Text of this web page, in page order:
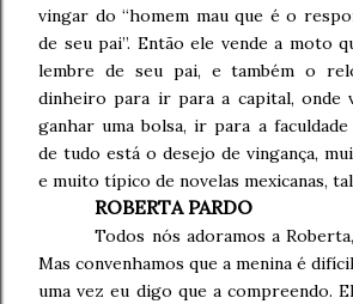
vingar do “homem mau que é o
de seu pai”. Então ele vende a moto
lembre de seu pai, e também o
dinheiro para ir para a capital, onde
ganhar uma bolsa, ir para a
de tudo está o desejo de vingança,
e muito típico de novelas mexicanas,
ROBERTA PARDO
Todos nós adoramos a
Mas convenhamos que a menina é
uma vez eu digo que a compreendo.